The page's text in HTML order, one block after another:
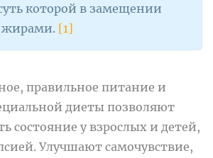
которой в замещении
жирами. [1]
правильное питание и
диеты позволяют
состояние у взрослых и детей,
Улучшают самочувствие,